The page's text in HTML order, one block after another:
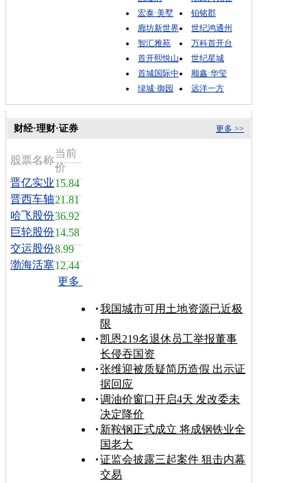
宏泰·美墅
铂铭郡
廊坊新世界
世纪鸿通州
智汇雅苑
万科首开台
首开熙悦山
世纪星城
首城国际中
顺鑫·华玺
绿城·御园
远洋一方
更多 >>
财经·理财·证券
股票名称
当前
价
晋亿实业15.84
晋西车轴21.81
哈飞股份36.92
巨轮股份14.58
交运股份8.99
渤海活塞12.44
更多
我国城市可用土地资源已近极
限
凯恩219名退休员工举报董事
长侵吞国资
张维迎被质疑简历造假 出示证
据回应
调油价窗口开启4天 发改委未
决定降价
新鞍钢正式成立 将成钢铁业全
国老大
证监会披露三起案件 狙击内幕
交易